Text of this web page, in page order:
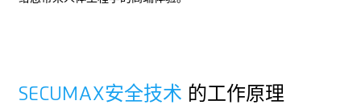
SECUMAX安全技术 的工作原理